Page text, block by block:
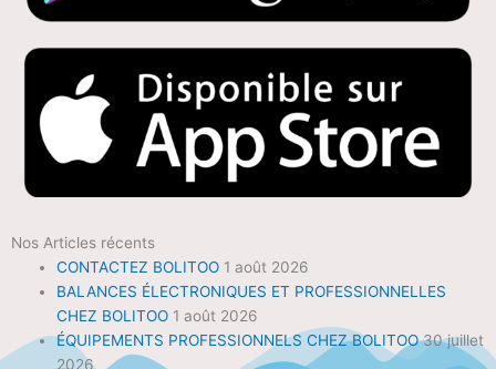
Nos Articles récents
CONTACTEZ BOLITOO 1 août 2026
BALANCES ÉLECTRONIQUES ET PROFESSIONNELLES
CHEZ BOLITOO 1 août 2026
ÉQUIPEMENTS PROFESSIONNELS CHEZ BOLITOO 30 juillet
2026